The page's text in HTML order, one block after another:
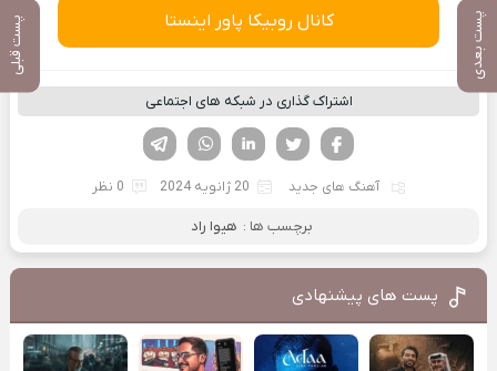
پست بعدی پست قبلی کانال روبیکا پاور اینستا
اشتراک گذاری در شبکه های اجتماعی
لینکدین تویتر
فیسوک
آهنگ های جدید 20 ژانویه 2024 0 نظر
برچسب ها : هیوا راد
پست های پیشنهادی